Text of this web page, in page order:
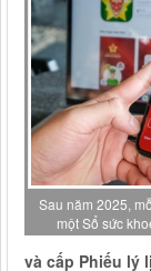
Sau năm 2025,
một Sổ sức
và cấp Phiếu lý